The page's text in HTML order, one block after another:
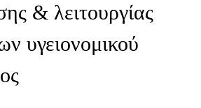
& λειτουργίας
υγειονομικού